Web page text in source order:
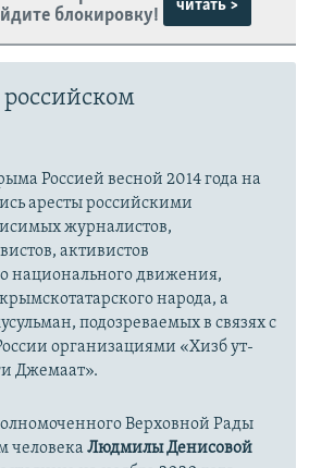
блокировку!
читать >
Россией весной 2014 года на
аресты российскими
журналистов,
активистов
национального движения,
народа, а
подозреваемых в связях с
организациями «Хизб ут-
Джемаат».
Верховной Рады
человека Людмилы Денисовой